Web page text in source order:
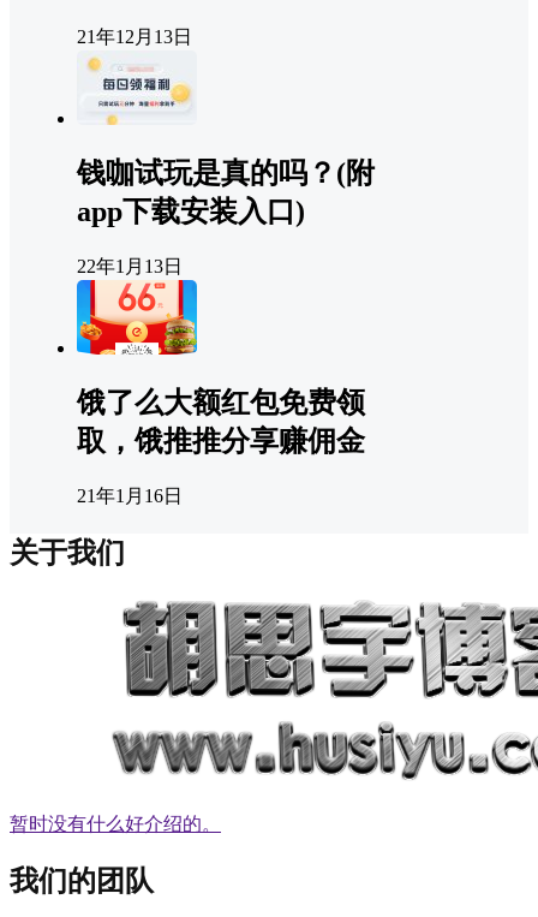
21年12月13日
钱咖试玩是真的吗？(附
app下载安装入口)
22年1月13日
饿了么大额红包免费领
取，饿推推分享赚佣金
21年1月16日
关于我们
暂时没有什么好介绍的。
我们的团队